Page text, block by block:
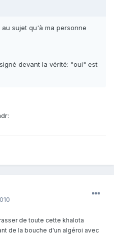
sujet qu'à ma personne
devant la vérité: "oui" est
de toute cette khalota
de la bouche d'un algéroi avec